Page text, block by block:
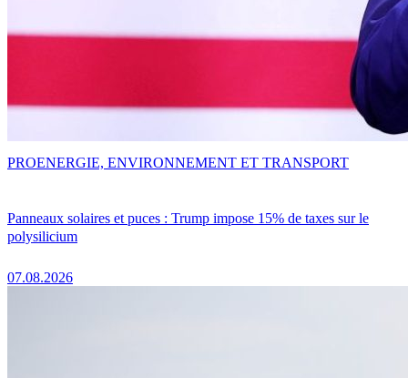
Panneaux solaires et puces : Trump impose 15% de taxes sur le
polysilicium
07.08.2026
PROENERGIE, ENVIRONNEMENT ET TRANSPORT